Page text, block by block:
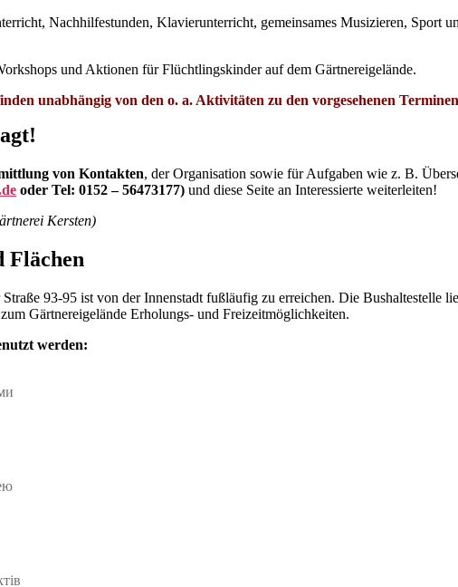
Nachhilfestunden, Klavierunterricht, gemeinsames Musizieren, Sport
und Aktionen für Flüchtlingskinder auf dem Gärtnereigelände.
unabhängig von den o. a. Aktivitäten zu den vorgesehenen
von Kontakten, der Organisation sowie für Aufgaben wie z. B.
oder Tel: 0152 – 56473177) und diese Seite an Interessierte weiterleiten!
Kersten)
Flächen
93-95 ist von der Innenstadt fußläufig zu erreichen. Die Bushaltestelle
Gärtnereigelände Erholungs- und Freizeitmöglichkeiten.
werden: